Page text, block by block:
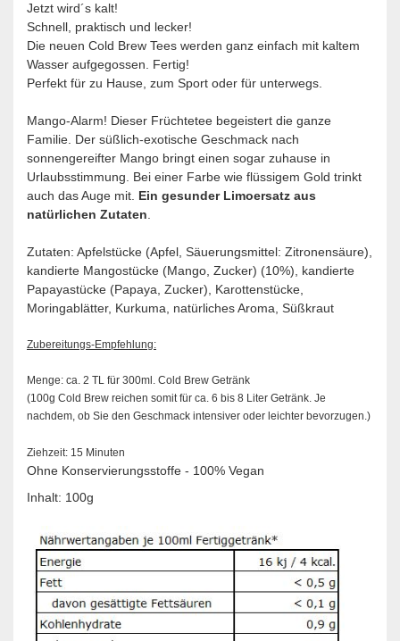
Jetzt wird´s kalt!
Schnell, praktisch und lecker!
Die neuen Cold Brew Tees werden ganz einfach mit kaltem
Wasser aufgegossen. Fertig!
Perfekt für zu Hause, zum Sport oder für unterwegs.
Mango-Alarm! Dieser Früchtetee begeistert die ganze
Familie. Der süßlich-exotische Geschmack nach
sonnengereifter Mango bringt einen sogar zuhause in
Urlaubsstimmung. Bei einer Farbe wie flüssigem Gold trinkt
auch das Auge mit. Ein gesunder Limoersatz aus
natürlichen Zutaten
Zutaten: Apfelstücke (Apfel, Säuerungsmittel: Zitronensäure),
kandierte Mangostücke (Mango, Zucker) (10%), kandierte
Papayastücke (Papaya, Zucker), Karottenstücke,
Moringablätter, Kurkuma, natürliches Aroma, Süßkraut
Zubereitungs-Empfehlung:
Menge: ca. 2 TL für 300ml. Cold Brew Getränk
(100g Cold Brew reichen somit für ca. 6 bis 8 Liter Getränk. Je
nachdem, ob Sie den Geschmack intensiver oder leichter bevorzugen.)
Ziehzeit: 15 Minuten
Ohne Konservierungsstoffe - 100% Vegan
Inhalt: 100g